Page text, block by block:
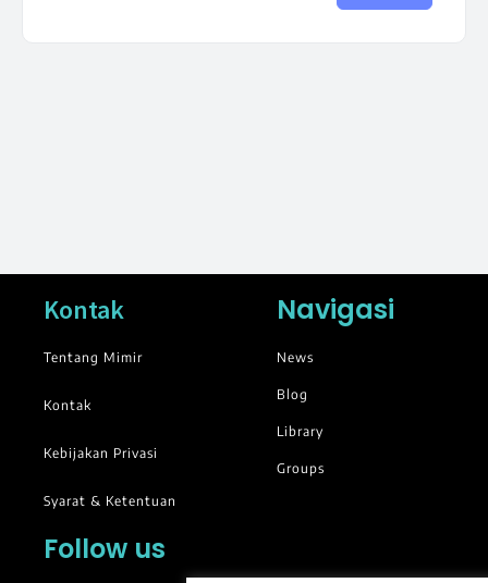
Kontak
Tentang Mimir
Kontak
Kebijakan Privasi
Syarat & Ketentuan
Navigasi
News
Blog
Library
Groups
Follow us